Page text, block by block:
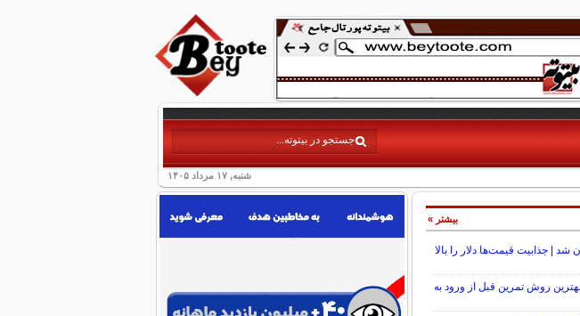
شنبه, ۱۷ مرداد ۱۴۰۵
گران شد | جذابیت قیمت‌ها دلار را بالا
روش تمرین قبل از ورود به
بیشتر »